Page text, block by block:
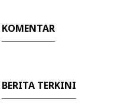
KOMENTAR
BERITA TERKINI